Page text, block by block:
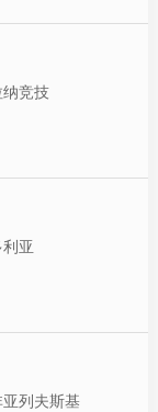
纳竞技
亚
列夫斯基